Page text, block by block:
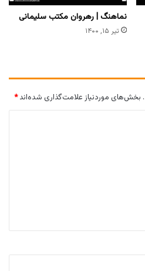
نماهنگ | رهروان مکتب سلیمانی
تیر ۱۵, ۱۴۰۰
بخش‌های موردنیاز علامت‌گذاری شده‌اند*